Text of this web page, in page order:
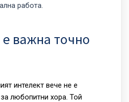
работа.
важна точно
интелект вече не е
любопитни хора. Той